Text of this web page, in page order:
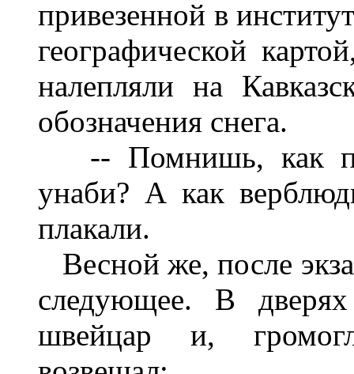
привезенной в
географической
налепляли на
обозначения снега.
-- Помнишь, как
унаби? А как
плакали.
Весной же, после
следующее. В
швейцар и,